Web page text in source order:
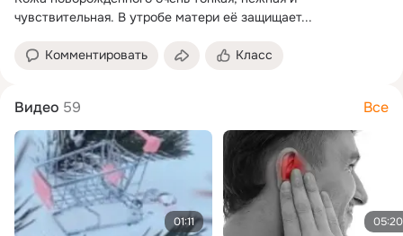
чувствительная. В утробе матери её защищает...
Комментировать Класс
Видео 59 Все
01:11 05:20